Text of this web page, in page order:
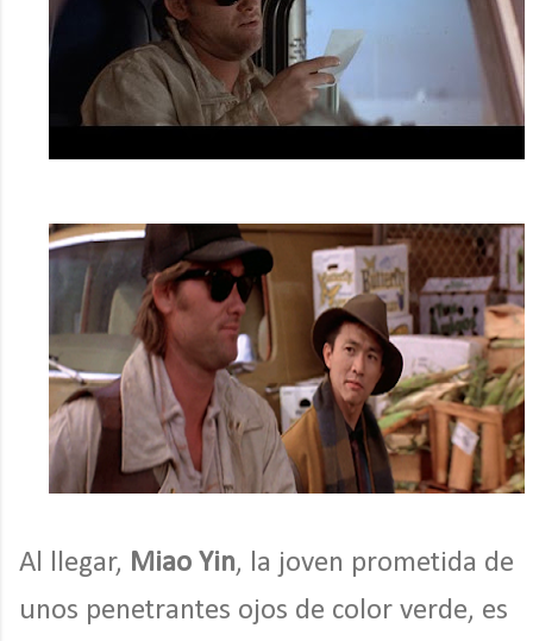
Al llegar, Miao Yin, la joven prometida de
unos penetrantes ojos de color verde, es